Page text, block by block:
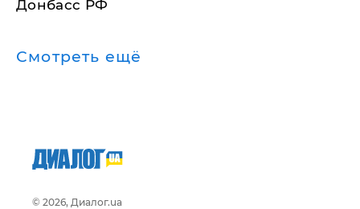
Донбасс РФ
Смотреть ещё
© 2026, Диалог.ua